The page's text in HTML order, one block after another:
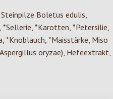
Boletus edulis,
*Sellerie, *Karotten, *Petersilie,
*Knoblauch, *Maisstärke, Miso
Aspergillus oryzae), Hefeextrakt,